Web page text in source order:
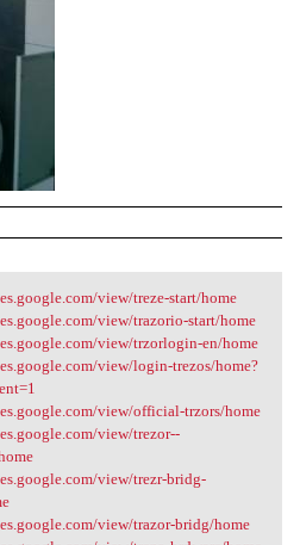
view
view/treze-start/home
view/trazorio-start/home
view/trzorlogin-en/home
view/login-trezos/home?
view/official-trzors/home
view/trezor--
view/trezr-bridg-
view/trazor-bridg/home